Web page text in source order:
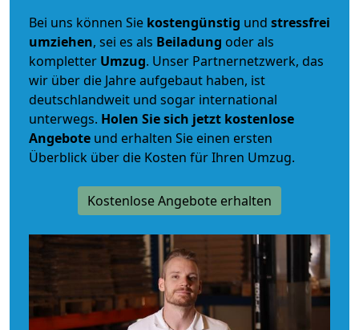
Bei uns können Sie kostengünstig und stressfrei
umziehen, sei es als Beiladung oder als
kompletter Umzug. Unser Partnernetzwerk, das
wir über die Jahre aufgebaut haben, ist
deutschlandweit und sogar international
unterwegs. Holen Sie sich jetzt kostenlose
Angebote und erhalten Sie einen ersten
Überblick über die Kosten für Ihren Umzug.
Kostenlose Angebote erhalten